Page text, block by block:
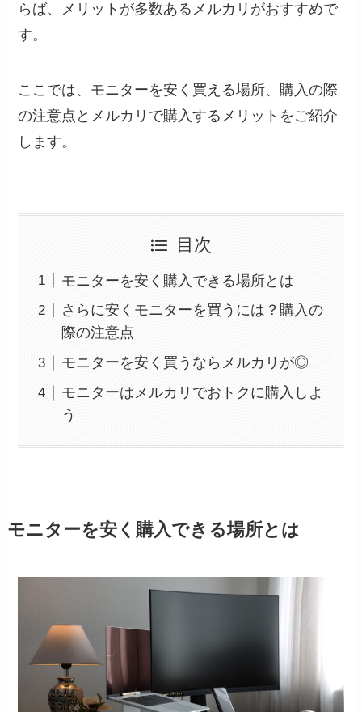
らば、メリットが多数あるメルカリがおすすめで
す。
ここでは、モニターを安く買える場所、購入の際
の注意点とメルカリで購入するメリットをご紹介
します。
目次
モニターを安く購入できる場所とは
さらに安くモニターを買うには？購入の
際の注意点
モニターを安く買うならメルカリが◎
モニターはメルカリでおトクに購入しよ
う
モニターを安く購入できる場所とは